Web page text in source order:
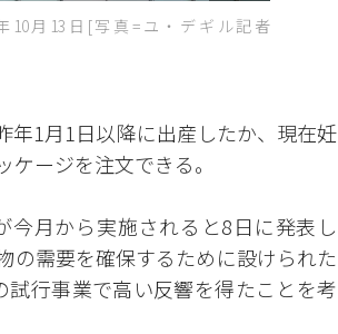
10月13日[写真=ユ・デギル記者
年1月1日以降に出産したか、現在妊
ージを注文できる。
月から実施されると8日に発表し
の需要を確保するために設けられた
行事業で高い反響を得たことを考